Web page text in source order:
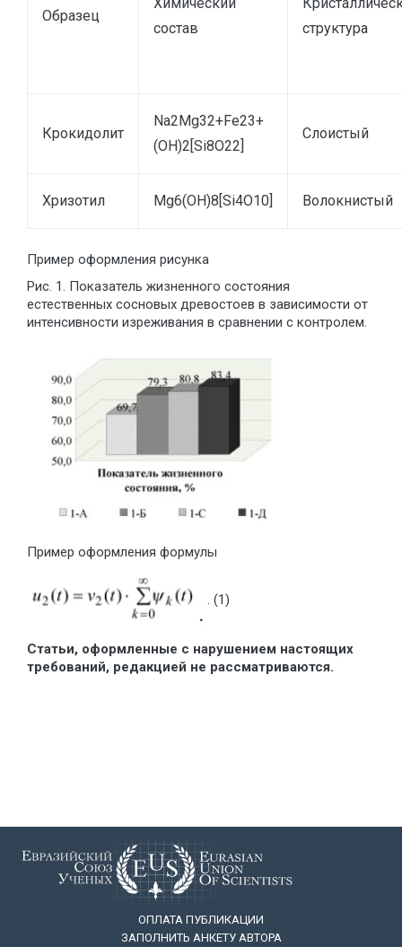
Образец
состав
структура
Крокидолит
Na2Mg32+Fe23+
(OH)2[Si8O22]
Слоистый
Хризотил Mg6(OH)8[Si4O10] Волокнистый
Пример оформления рисунка
Рис. 1. Показатель жизненного состояния
естественных сосновых древостоев в зависимости от
интенсивности изреживания в сравнении с контролем.
Пример оформления формулы
. (1)
Статьи, оформленные с нарушением настоящих
требований, редакцией не рассматриваются.
ОПЛАТА ПУБЛИКАЦИИ
ЗАПОЛНИТЬ АНКЕТУ АВТОРА